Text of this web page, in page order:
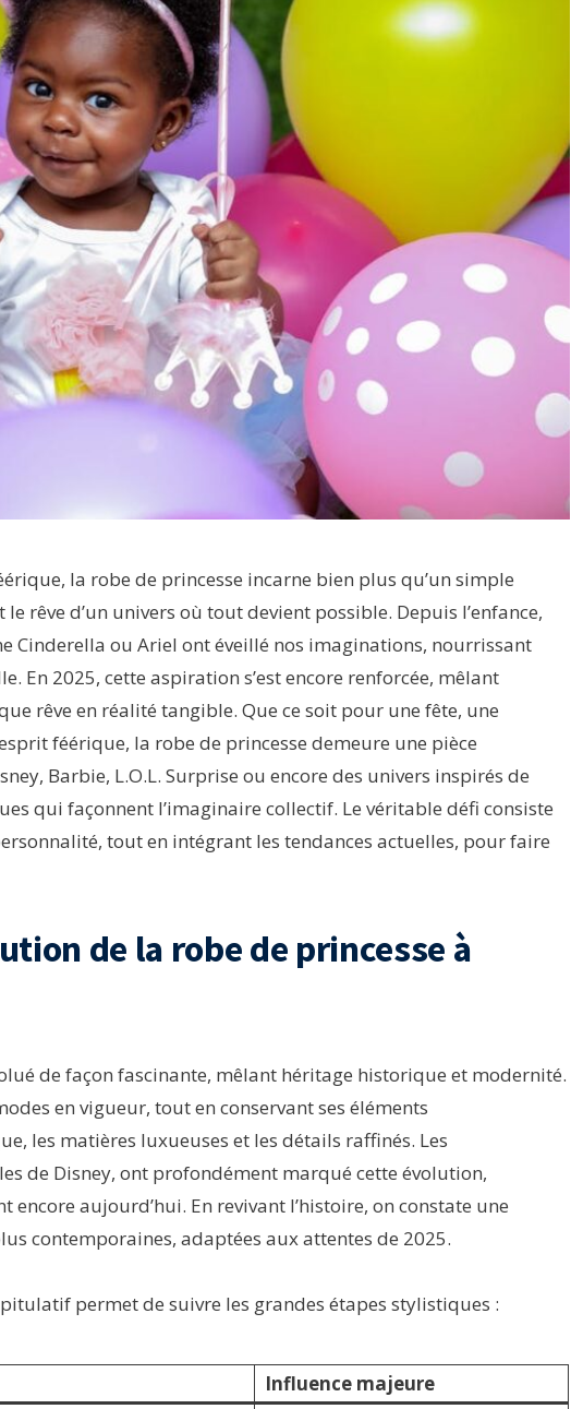
la robe de princesse incarne bien plus qu’un simple
rêve d’un univers où tout devient possible. Depuis l’enfance,
Cinderella ou Ariel ont éveillé nos imaginations, nourrissant
En 2025, cette aspiration s’est encore renforcée, mêlant
rêve en réalité tangible. Que ce soit pour une fête, une
féérique, la robe de princesse demeure une pièce
Barbie, L.O.L. Surprise ou encore des univers inspirés de
qui façonnent l’imaginaire collectif. Le véritable défi consiste
tout en intégrant les tendances actuelles, pour faire
de la robe de princesse à
de façon fascinante, mêlant héritage historique et modernité.
en vigueur, tout en conservant ses éléments
les matières luxueuses et les détails raffinés. Les
de Disney, ont profondément marqué cette évolution,
aujourd’hui. En revivant l’histoire, on constate une
contemporaines, adaptées aux attentes de 2025.
permet de suivre les grandes étapes stylistiques :
Influence majeure